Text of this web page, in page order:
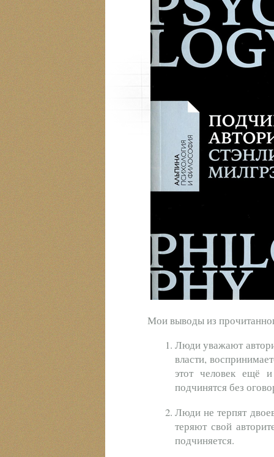
Мои выводы из
Люди уважают
власти,
этот человек ещё
подчинятся без
Люди не терпят
теряют свой
подчиняется.